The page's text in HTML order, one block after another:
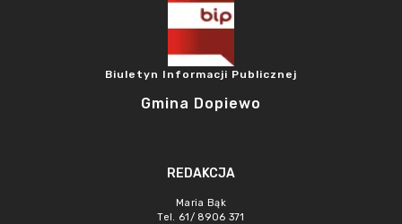
Biuletyn Informacji Publicznej
Gmina Dopiewo
REDAKCJA
Maria Bąk
Tel. 61/ 8906 371